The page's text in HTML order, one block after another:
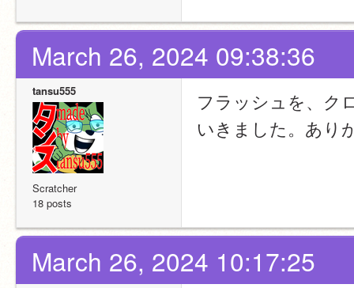
March 26, 2024 09:38:36
tansu555
Scratcher
18 posts
フラッシュを、ク
いきました。あり
March 26, 2024 10:17:25